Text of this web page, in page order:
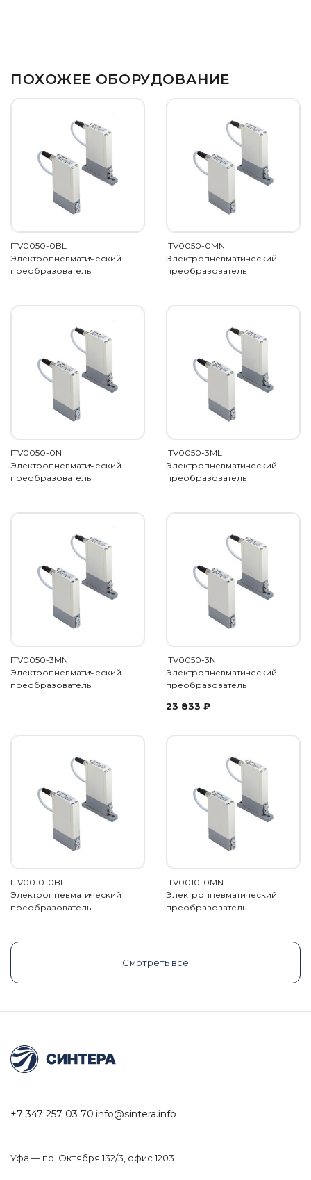
ПОХОЖЕЕ ОБОРУДОВАНИЕ
ITV0050-0BL
Электропневматический
преобразователь
ITV0050-0MN
Электропневматический
преобразователь
ITV0050-0N
Электропневматический
преобразователь
ITV0050-3ML
Электропневматический
преобразователь
ITV0050-3MN
Электропневматический
преобразователь
ITV0050-3N
Электропневматический
преобразователь
23 833 ₽
ITV0010-0BL
Электропневматический
преобразователь
ITV0010-0MN
Электропневматический
преобразователь
Смотреть все
+7 347 257 03 70 info@sintera.info
Уфа — пр. Октября 132/3, офис 1203